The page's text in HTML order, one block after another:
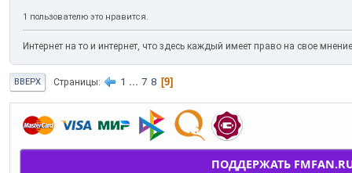
ПОДДЕРЖАТЬ
1 пользователю это нравится.
Интернет на то и интернет, что здесь каждый имеет право на свое
ВВЕРХ Страницы 1 ... 7 8 9